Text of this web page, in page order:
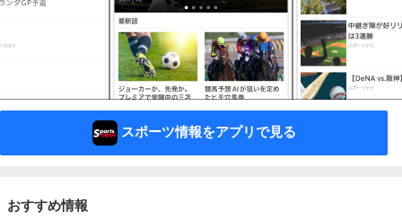
スポーツ情報をアプリで見る
おすすめ情報